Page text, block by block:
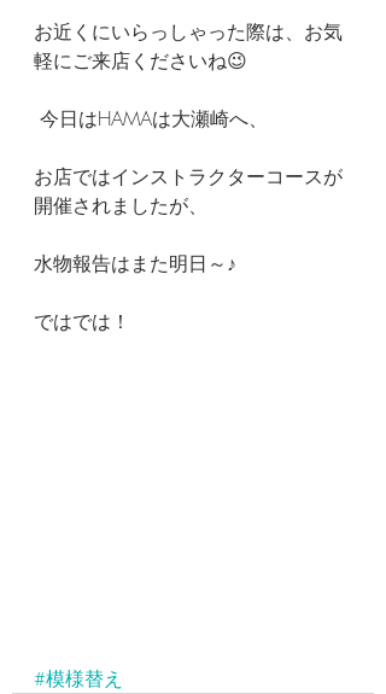
お近くにいらっしゃった際は、お気
軽にご来店くださいね😉
今日はHAMAは大瀬崎へ、
お店ではインストラクターコースが
開催されましたが、
水物報告はまた明日～♪
ではでは！
#模様替え